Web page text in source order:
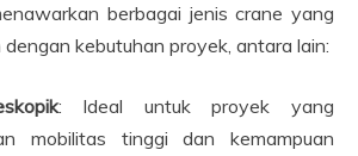
berbagai jenis crane yang
kebutuhan proyek, antara lain:
: Ideal untuk proyek yang
mobilitas tinggi dan kemampuan